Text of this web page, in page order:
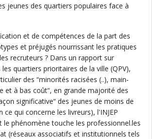
jeunes des quartiers populaires face à
et de compétences de la part des
et préjugés nourrissant les pratiques
recruteurs ? Dans un rapport sur
quartiers prioritaires de la ville (QPV),
des “minorités racisées (..), main-
et à bas coût“, en grande majorité des
significative“ des jeunes de moins de
ce qui concerne les livreurs), l'INJEP
le phénomène touche les professionnel.les
(réseaux associatifs et institutionnels tels